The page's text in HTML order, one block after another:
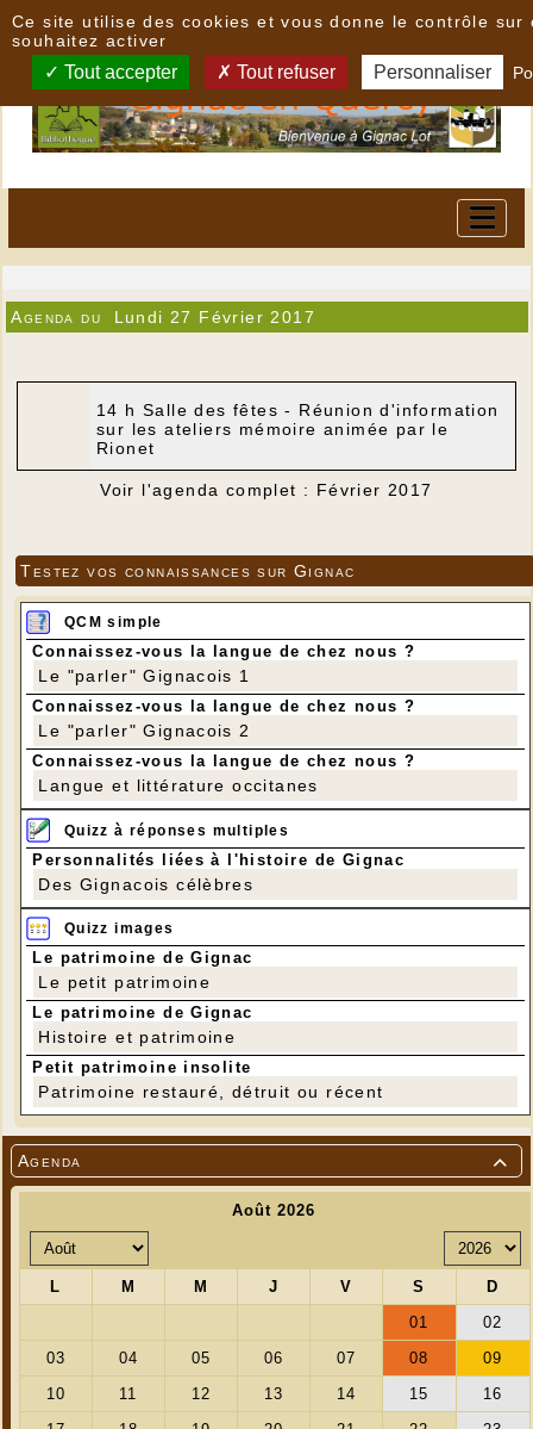

Agenda
Agenda du Lundi 27 Février 2017
14 h Salle des fêtes - Réunion d'information
sur les ateliers mémoire animée par le
Rionet
Voir l'agenda complet : Février 2017
Testez vos connaissances sur Gignac
QCM simple
Connaissez-vous la langue de chez nous ?
Le "parler" Gignacois 1
Connaissez-vous la langue de chez nous ?
Le "parler" Gignacois 2
Connaissez-vous la langue de chez nous ?
Langue et littérature occitanes
Quizz à réponses multiples
Personnalités liées à l'histoire de Gignac
Des Gignacois célèbres
Quizz images
Le patrimoine de Gignac
Le petit patrimoine
Le patrimoine de Gignac
Histoire et patrimoine
Petit patrimoine insolite
Patrimoine restauré, détruit ou récent
Ce site utilise des cookies et vous donne le contrôle sur
souhaitez activer
Tout accepter Tout refuser Personnaliser